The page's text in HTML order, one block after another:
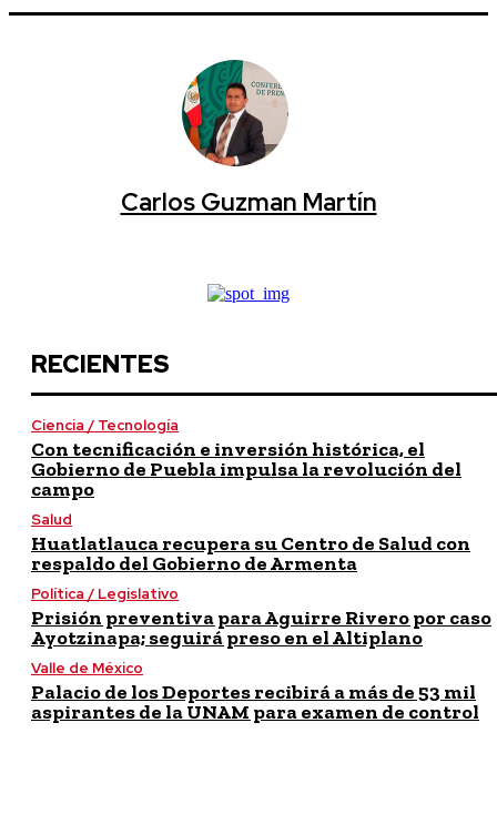
Carlos Guzman Martín
RECIENTES
Ciencia / Tecnología
Con tecnificación e inversión histórica, el
Gobierno de Puebla impulsa la revolución del
campo
Salud
Huatlatlauca recupera su Centro de Salud con
respaldo del Gobierno de Armenta
Política / Legislativo
Prisión preventiva para Aguirre Rivero por caso
Ayotzinapa; seguirá preso en el Altiplano
Valle de México
Palacio de los Deportes recibirá a más de 53 mil
aspirantes de la UNAM para examen de control